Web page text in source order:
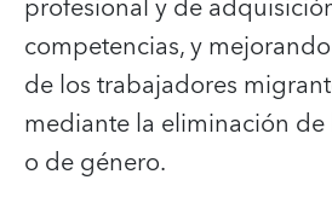
competencias, y
de los trabajadores
mediante la eliminación de
o de género.